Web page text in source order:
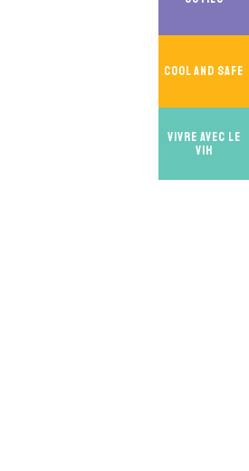
Cool And Safe
Vivre avec le
VIH